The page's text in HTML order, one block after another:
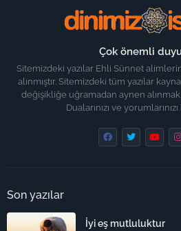
Çok önemli
Sitemizdeki yazılar Ehli Sünnet
alınmıştır. Sitemizdeki tüm yazılar
değişikliğe uğramadan aynen alınmak
Dualarınızı ve
Son yazılar
İyi eş mutluluktur